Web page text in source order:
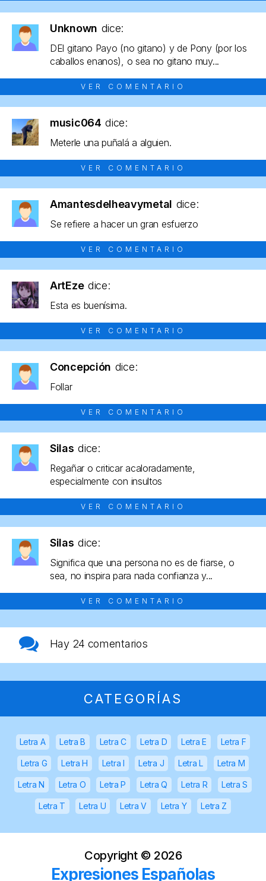
Unknown dice:
DEl gitano Payo (no gitano) y de Pony (por los
caballos enanos), o sea no gitano muy...
VER COMENTARIO
music064 dice:
Meterle una puñalá a alguien.
VER COMENTARIO
Amantesdelheavymetal dice:
Se refiere a hacer un gran esfuerzo
VER COMENTARIO
ArtEze dice:
Esta es buenísima.
VER COMENTARIO
Concepción dice:
Follar
VER COMENTARIO
Silas dice:
Regañar o criticar acaloradamente,
especialmente con insultos
VER COMENTARIO
Silas dice:
Significa que una persona no es de fiarse, o
sea, no inspira para nada confianza y...
VER COMENTARIO
Hay 24 comentarios
CATEGORÍAS
Letra A Letra B Letra C Letra D Letra E Letra F
Letra G Letra H Letra I Letra J Letra L Letra M
Letra N Letra O Letra P Letra Q Letra R Letra S
Letra T Letra U Letra V Letra Y Letra Z
Copyright © 2026
Expresiones Españolas